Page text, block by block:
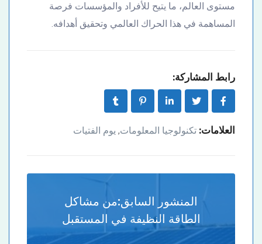
مستوى العالم، ما يتيح للأفراد والمؤسسات فرصة
المساهمة في هذا الحراك العالمي وتحقيق أهدافه.
رابط المشاركة:
العلامات: تكنولوجيا المعلومات, يوم الفتيات
المنشور السابق:من مشاكل
الطاقة النظيفة في المستقبل